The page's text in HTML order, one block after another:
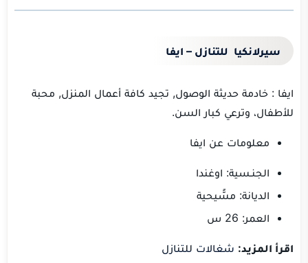
سيرلانكيا للتنازل – ايفا
ايفا : خادمة حديثة الوصول, تجيد كافة أعمال المنزل, محبة
للأطفال، وترعي كبار السن.
معلومات عن ايفا
الجنـسية: اوغندا
الديانة: مسًّيحية
العمر: 26 س
اقرأ المزيد: شغالات للتنازل